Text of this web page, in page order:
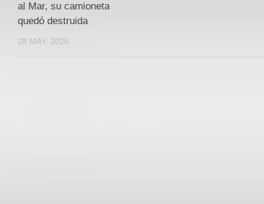
al Mar, su camioneta
quedó destruida
28 MAY, 2026